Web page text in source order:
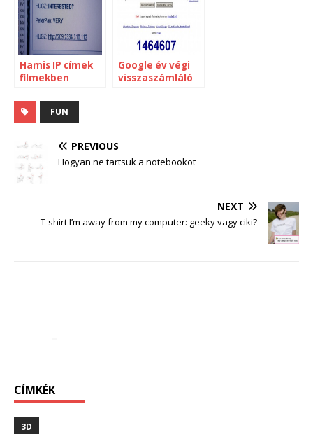
Hamis IP címek
filmekben
Google év végi
visszaszámláló
FUN
PREVIOUS
Hogyan ne tartsuk a notebookot
NEXT
T-shirt I’m away from my computer: geeky vagy ciki?
CÍMKÉK
3D